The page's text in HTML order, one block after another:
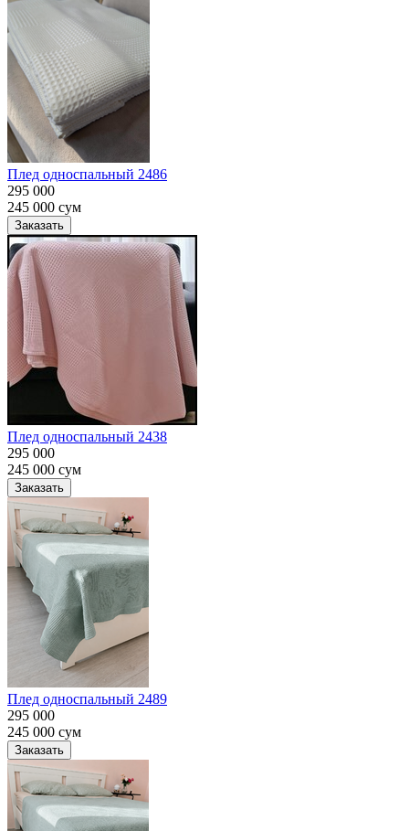
Плед односпальный 2486
295 000
245 000 сум
Заказать
Плед односпальный 2438
295 000
245 000 сум
Заказать
Плед односпальный 2489
295 000
245 000 сум
Заказать